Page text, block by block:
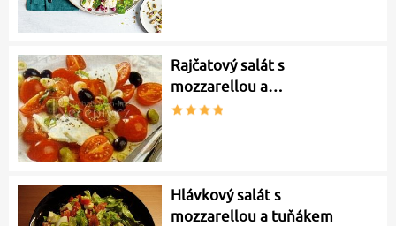
Rajčatový salát s
mozzarellou a…
Hlávkový salát s
mozzarellou a tuňákem